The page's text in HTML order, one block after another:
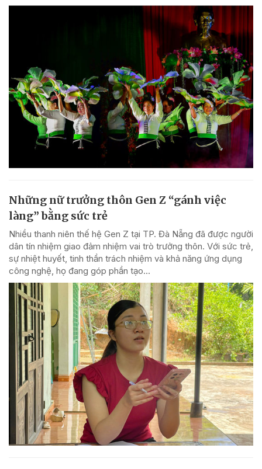
Những nữ trưởng thôn Gen Z “gánh việc
làng” bằng sức trẻ
Nhiều thanh niên thế hệ Gen Z tại TP. Đà Nẵng đã được người
dân tín nhiệm giao đảm nhiệm vai trò trưởng thôn. Với sức trẻ,
sự nhiệt huyết, tinh thần trách nhiệm và khả năng ứng dụng
công nghệ, họ đang góp phần tạo...